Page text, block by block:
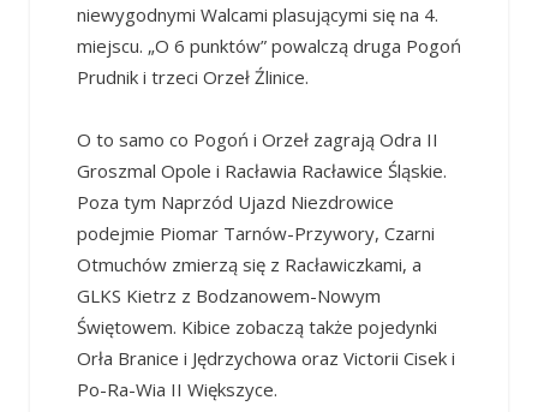
niewygodnymi Walcami plasującymi się na 4.
miejscu. „O 6 punktów” powalczą druga Pogoń
Prudnik i trzeci Orzeł Źlinice.
O to samo co Pogoń i Orzeł zagrają Odra II
Groszmal Opole i Racławia Racławice Śląskie.
Poza tym Naprzód Ujazd Niezdrowice
podejmie Piomar Tarnów-Przywory, Czarni
Otmuchów zmierzą się z Racławiczkami, a
GLKS Kietrz z Bodzanowem-Nowym
Świętowem. Kibice zobaczą także pojedynki
Orła Branice i Jędrzychowa oraz Victorii Cisek i
Po-Ra-Wia II Większyce.